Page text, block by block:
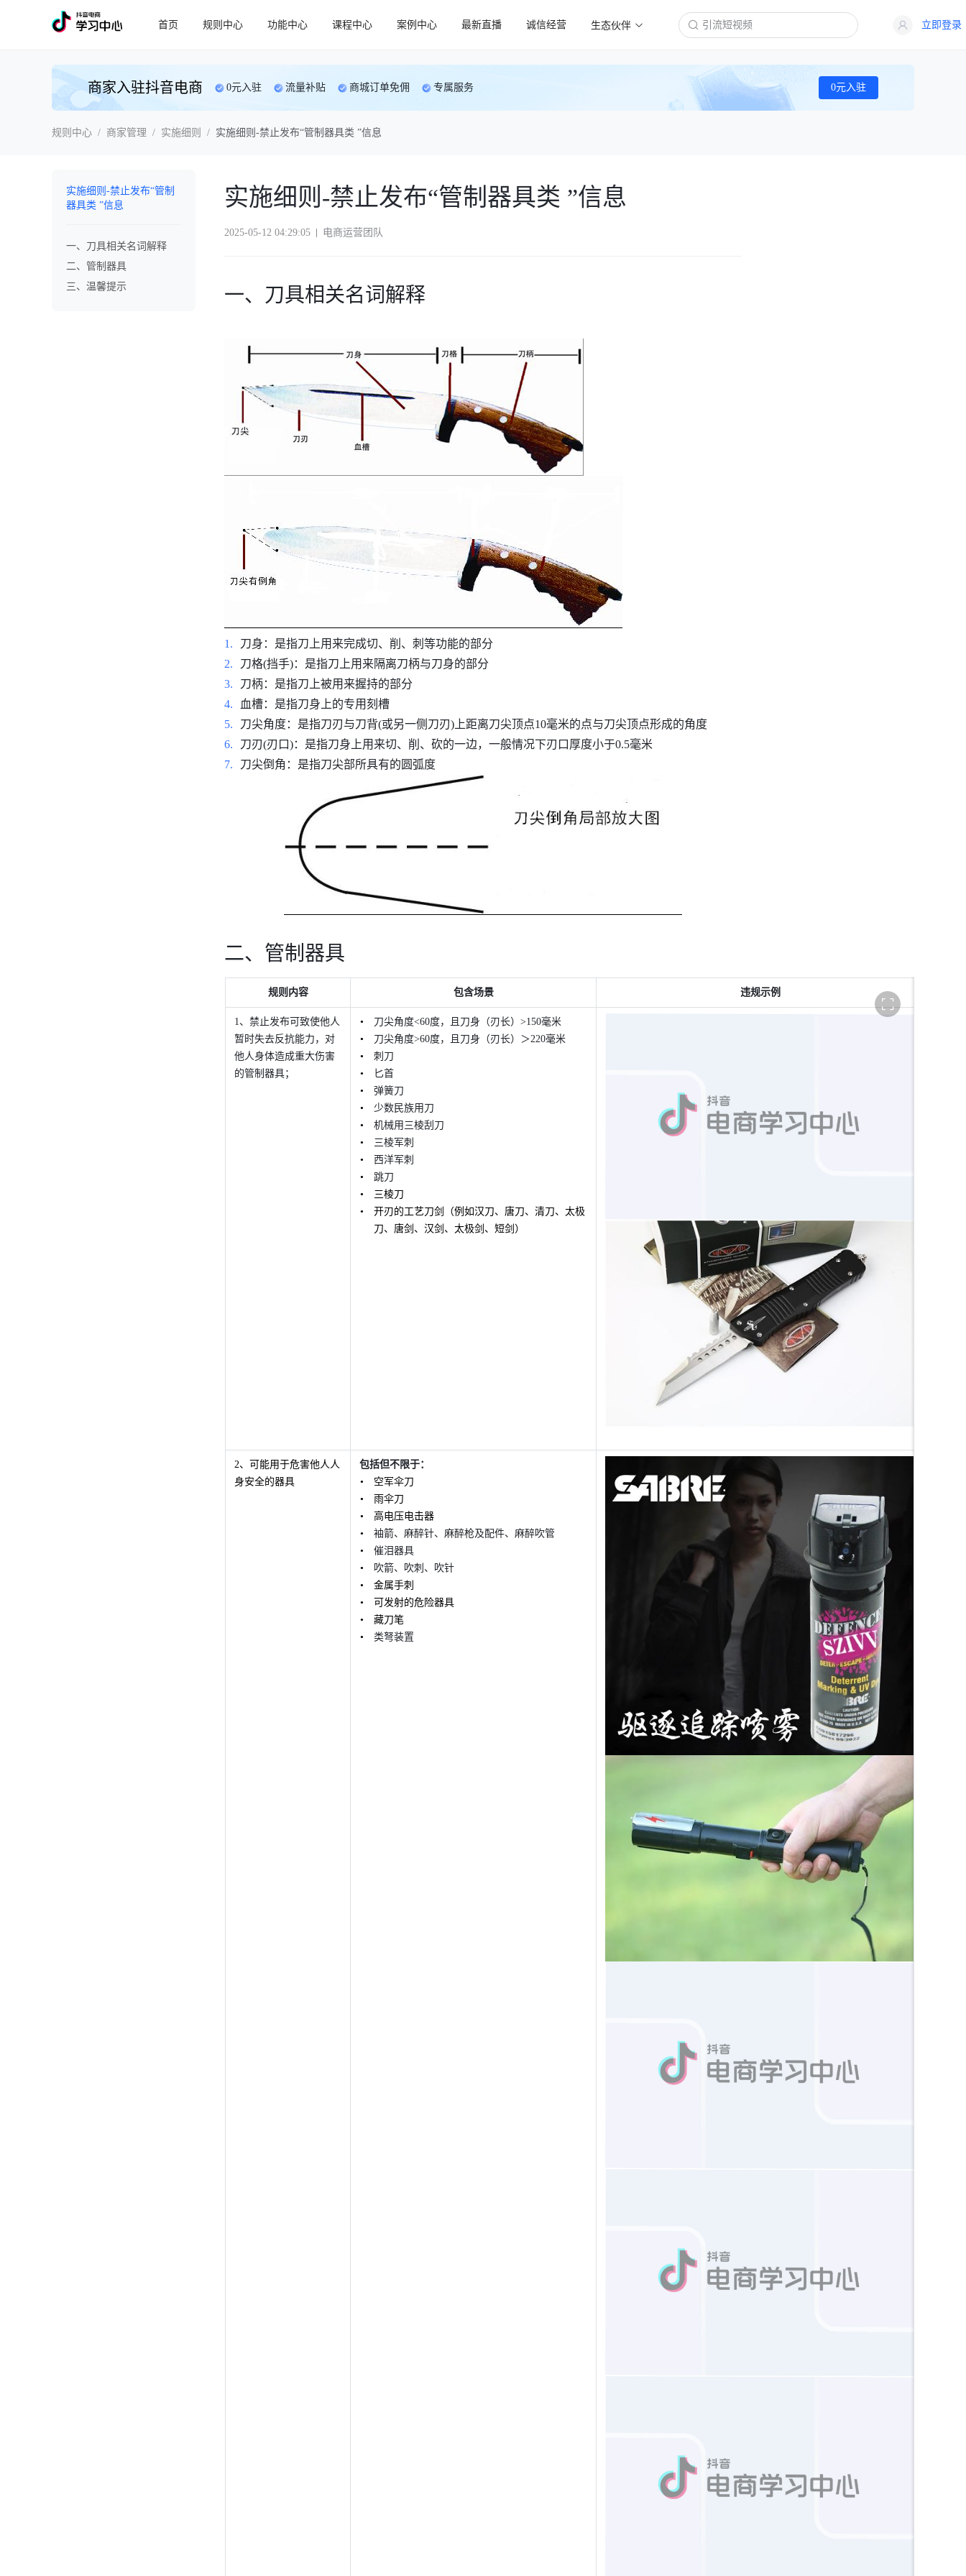
首页 规则中心 功能中心 课程中心 案例中心 最新直播 诚信经营 生态伙伴 立即登录
商家入驻抖音电商 0元入驻 流量补贴 商城订单免佣 专属服务 0元入驻
规则中心 / 商家管理 / 实施细则 / 实施细则-禁止发布“管制器具类 ”信息
实施细则-禁止发布“管制
器具类 ”信息
一、刀具相关名词解释
二、管制器具
三、温馨提示
实施细则-禁止发布“管制器具类 ”信息
2025-05-12 04:29:05 电商运营团队
一、刀具相关名词解释
刀身：是指刀上用来完成切、削、刺等功能的部分
刀格(挡手)：是指刀上用来隔离刀柄与刀身的部分
刀柄：是指刀上被用来握持的部分
血槽：是指刀身上的专用刻槽
刀尖角度：是指刀刃与刀背(或另一侧刀刃)上距离刀尖顶点10毫米的点与刀尖顶点形成的角度
刀刃(刃口)：是指刀身上用来切、削、砍的一边，一般情况下刃口厚度小于0.5毫米
刀尖倒角：是指刀尖部所具有的圆弧度
二、管制器具
规则内容 包含场景 违规示例
1、禁止发布可致使他人
暂时失去反抗能力，对
他人身体造成重大伤害
的管制器具；
刀尖角度<60度，且刀身（刃长）>150毫米
刀尖角度>60度，且刀身（刃长）＞220毫米
刺刀
匕首
弹簧刀
少数民族用刀
机械用三棱刮刀
三棱军刺
西洋军刺
跳刀
三棱刀
开刃的工艺刀剑（例如汉刀、唐刀、清刀、太极
刀、唐剑、汉剑、太极剑、短剑）
2、可能用于危害他人人
身安全的器具
包括但不限于：
空军伞刀
雨伞刀
高电压电击器
袖箭、麻醉针、麻醉枪及配件、麻醉吹管
催泪器具
吹箭、吹刺、吹针
金属手刺
可发射的危险器具
藏刀笔
类弩装置
屏
展